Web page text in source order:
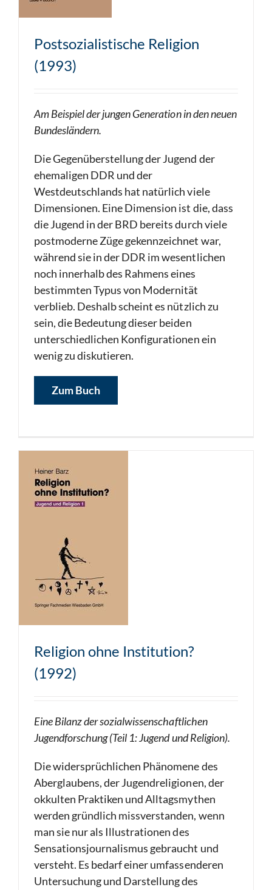
Postsozialistische Religion
(1993)
Am Beispiel der jungen Generation in den neuen
Bundesländern.
Die Gegenüberstellung der Jugend der
ehemaligen DDR und der
Westdeutschlands hat natürlich viele
Dimensionen. Eine Dimension ist die, dass
die Jugend in der BRD bereits durch viele
postmoderne Züge gekennzeichnet war,
während sie in der DDR im wesentlichen
noch innerhalb des Rahmens eines
bestimmten Typus von Moderni­tät
verblieb. Deshalb scheint es nützlich zu
sein, die Bedeutung dieser beiden
unterschiedlichen Konfigurationen ein
wenig zu diskutieren.
Zum Buch
Religion ohne Institution?
(1992)
Eine Bilanz der sozialwissenschaftlichen
Jugendforschung (Teil 1: Jugend und Religion).
Die widersprüchlichen Phänomene des
Aberglaubens, der Jugendreligionen, der
okkulten Praktiken und Alltagsmythen
werden gründlich missverstanden, wenn
man sie nur als Illustrationen des
Sensationsjournalismus gebraucht und
versteht. Es bedarf einer umfassenderen
Untersuchung und Darstellung des